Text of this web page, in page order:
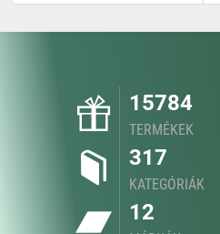
15784
TERMÉKEK
317
KATEGÓRIÁK
12